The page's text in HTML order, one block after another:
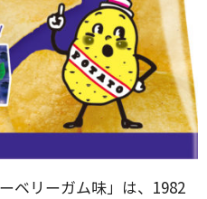
ベリーガム味」は、1982